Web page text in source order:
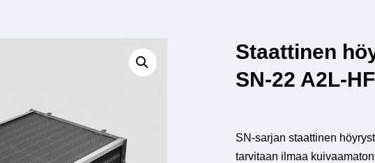
Staattinen
SN-22 A2L-
SN-sarjan staattinen
tarvitaan ilmaa